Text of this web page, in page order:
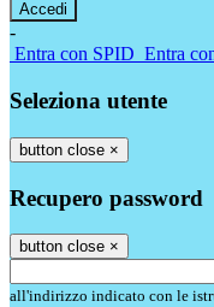
-
Entra con SPID Entra
Seleziona utente
button close ×
Recupero password
button close ×
all'indirizzo indicato con le